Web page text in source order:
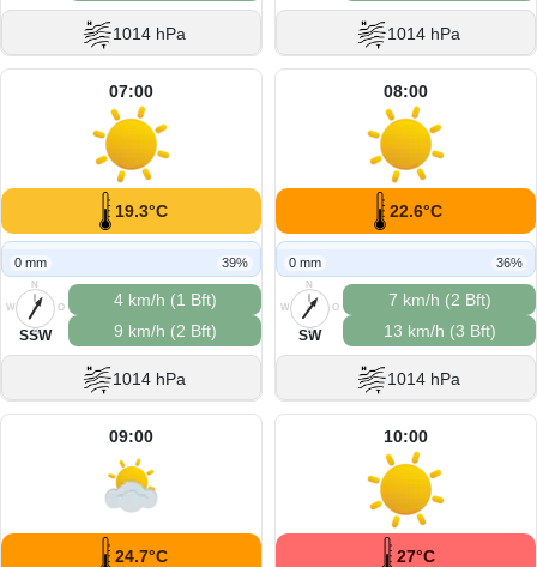
1014 hPa 1014 hPa
07:00
19.3°C
0 mm 39%
N
O
S
W
SSW
4 km/h (1 Bft)
9 km/h (2 Bft)
1014 hPa
08:00
22.6°C
0 mm 36%
N
O
S
W
SW
7 km/h (2 Bft)
13 km/h (3 Bft)
1014 hPa
09:00
24.7°C
10:00
27°C